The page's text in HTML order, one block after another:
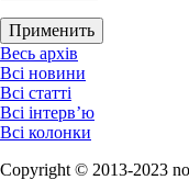
Весь архів
Всі новини
Всі статті
Всі інтерв’ю
Всі колонки
Copyright © 2013-2023